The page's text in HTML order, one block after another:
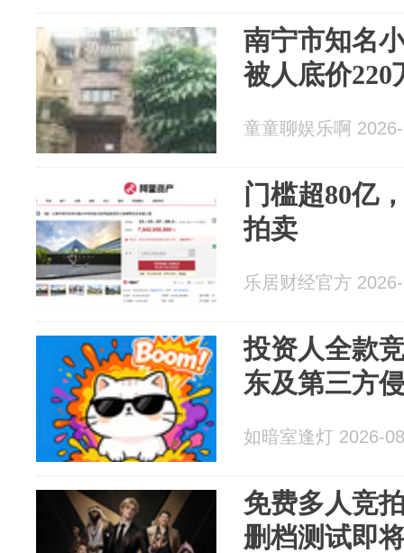
南宁市知名
被人底价220
童童聊娱乐啊
门槛超80亿
拍卖
乐居财经官方
投资人全款
东及第三方
如暗室逢灯 2026-
免费多人竞
删档测试即